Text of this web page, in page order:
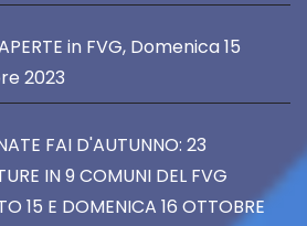
in FVG, Domenica 15
2023
FAI D'AUTUNNO: 23
IN 9 COMUNI DEL FVG
15 E DOMENICA 16 OTTOBRE